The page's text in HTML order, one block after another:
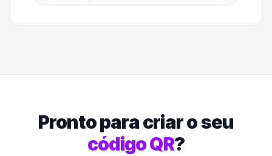
Pronto para criar o seu
código QR?